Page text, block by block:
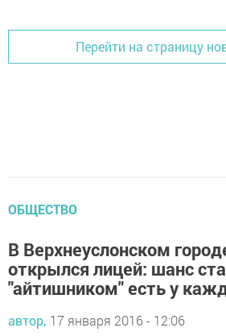
Перейти на страницу
ОБЩЕСТВО
В Верхнеуслонском
открылся лицей: шанс
"айтишником" есть у
автор, 17 января 2016 - 12:06